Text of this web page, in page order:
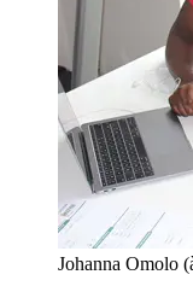
Johanna Omolo